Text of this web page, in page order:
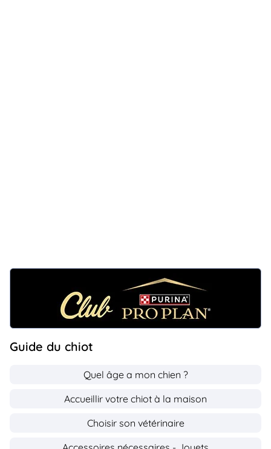
Guide du chiot
Quel âge a mon chien ?
Accueillir votre chiot à la maison
Choisir son vétérinaire